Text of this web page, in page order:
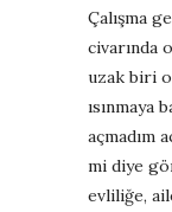
Çalışma
civarında
uzak biri
ısınmaya
açmadım
mi diye
evliliğe,